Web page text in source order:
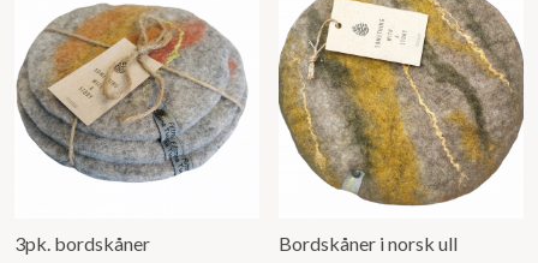
3pk. bordskåner Bordskåner i norsk ull